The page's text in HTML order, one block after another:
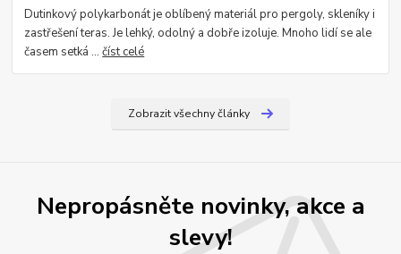
Dutinkový polykarbonát je oblíbený materiál pro pergoly, skleníky i
zastřešení teras. Je lehký, odolný a dobře izoluje. Mnoho lidí se ale
časem setká ...číst celé
Zobrazit všechny články
Nepropásněte novinky, akce a
slevy!